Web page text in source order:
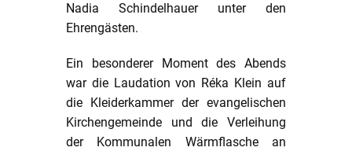
Nadia Schindelhauer unter den
Ehrengästen.
Ein besonderer Moment des Abends
war die Laudation von Réka Klein auf
die Kleiderkammer der evangelischen
Kirchengemeinde und die Verleihung
der Kommunalen Wärmflasche an